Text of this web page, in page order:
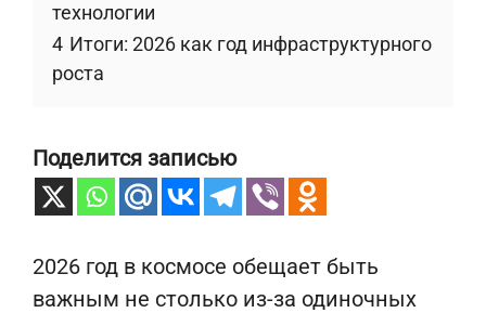
технологии
4 Итоги: 2026 как год инфраструктурного
роста
Поделится записью
2026 год в космосе обещает быть
важным не столько из-за одиночных